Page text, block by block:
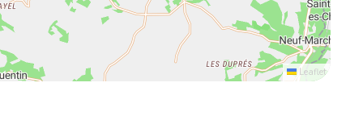
Leaflet